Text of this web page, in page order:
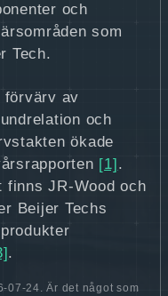
och
som
Tech.
förvärv av
och
ökade
[1] .
finns JR‑Wood och
Beijer Techs
.
07-24. Är det något som